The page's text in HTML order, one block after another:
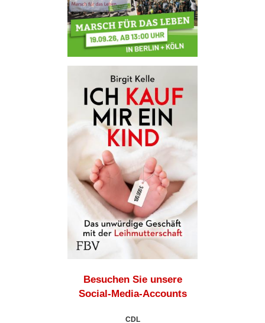
Besuchen Sie unsere
Social-Media-Accounts
CDL